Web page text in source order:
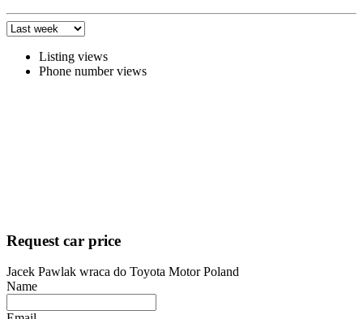
Listing views
Phone number views
Request car price
Jacek Pawlak wraca do Toyota Motor Poland
Name